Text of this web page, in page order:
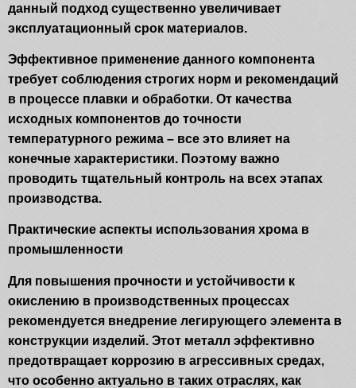
данный подход существенно увеличивает
эксплуатационный срок материалов.
Эффективное применение данного компонента
требует соблюдения строгих норм и рекомендаций
в процессе плавки и обработки. От качества
исходных компонентов до точности
температурного режима – все это влияет на
конечные характеристики. Поэтому важно
проводить тщательный контроль на всех этапах
производства.
Практические аспекты использования хрома в
промышленности
Для повышения прочности и устойчивости к
окислению в производственных процессах
рекомендуется внедрение легирующего элемента в
конструкции изделий. Этот металл эффективно
предотвращает коррозию в агрессивных средах,
что особенно актуально в таких отраслях, как